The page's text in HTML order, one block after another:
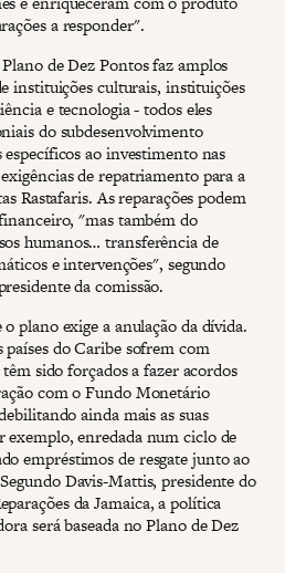
a responder".
de Dez Pontos faz amplos
instituições culturais, instituições
e tecnologia - todos eles
do subdesenvolvimento
ao investimento nas
de repatriamento para a
Rastafaris. As reparações podem
"mas também do
humanos… transferência de
e intervenções", segundo
da comissão.
plano exige a anulação da dívida.
países do Caribe sofrem com
sido forçados a fazer acordos
com o Fundo Monetário
ainda mais as suas
exemplo, enredada num ciclo de
empréstimos de resgate junto ao
Davis-Mattis, presidente do
da Jamaica, a política
será baseada no Plano de Dez